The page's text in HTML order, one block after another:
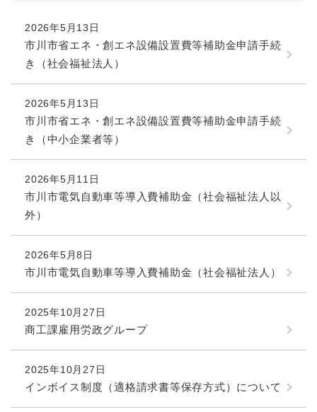
2026年5月13日
市川市省エネ・創エネ設備設置費等補助金申請手続
き（社会福祉法人）
2026年5月13日
市川市省エネ・創エネ設備設置費等補助金申請手続
き（中小企業者等）
2026年5月11日
市川市電気自動車等導入費補助金（社会福祉法人以
外）
2026年5月8日
市川市電気自動車等導入費補助金（社会福祉法人）
2025年10月27日
商工課雇用労政グループ
2025年10月27日
インボイス制度（適格請求書等保存方式）について